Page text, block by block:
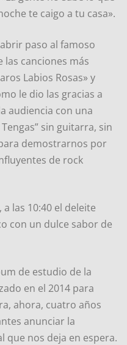
te caigo a tu casa».
paso al famoso
las canciones más
Labios Rosas» y
le dio las gracias a
audiencia con una
sin guitarra, sin
demostrarnos por
de rock
las 10:40 el deleite
con un dulce sabor de
de estudio de la
en el 2014 para
ahora, cuatro años
anunciar la
que nos deja en espera.